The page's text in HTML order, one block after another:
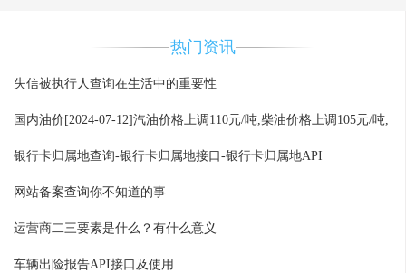
热门资讯
失信被执行人查询在生活中的重要性
国内油价[2024-07-12]汽油价格上调110元/吨,柴油价格上调105元/吨,
银行卡归属地查询-银行卡归属地接口-银行卡归属地API
网站备案查询你不知道的事
运营商二三要素是什么？有什么意义
车辆出险报告API接口及使用